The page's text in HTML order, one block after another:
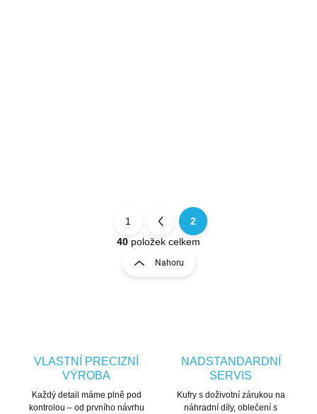
Ovládací prvky výpisu
Stránkování
1
2
40 položek celkem
Nahoru
VLASTNÍ PRECIZNÍ
VÝROBA
Každý detail máme plně pod
kontrolou – od prvního návrhu
NADSTANDARDNÍ
SERVIS
Kufry s doživotní zárukou na
náhradní díly, oblečení s